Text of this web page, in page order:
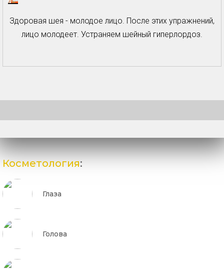
Здоровая шея - молодое лицо. После этих упражнений,
лицо молодеет. Устраняем шейный гиперлордоз.
Косметология:
Глаза
Голова